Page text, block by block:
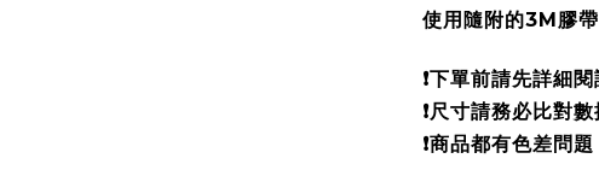
使用隨附的3M膠
❗️下單前請先詳細閱
❗️尺寸請務必比對
❗️商品都有色差問